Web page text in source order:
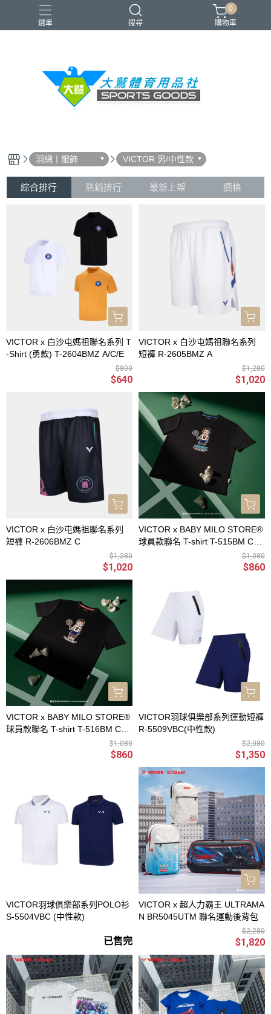
選單 搜尋
VICTOR YONEX 羽球拍 羽球鞋 零碼出清
0
購物車
羽網丨服飾 VICTOR 男/中性款
綜合排行 熱銷排行 最新上架 價格
VICTOR x 白沙屯媽祖聯名系列 T
-Shirt (勇款) T-2604BMZ A/C/E
$800
$640
VICTOR x 白沙屯媽祖聯名系列
短褲 R-2605BMZ A
$1,280
$1,020
VICTOR x 白沙屯媽祖聯名系列
短褲 R-2606BMZ C
$1,280
$1,020
VICTOR x BABY MILO STORE®
球員款聯名 T-shirt T-515BM C
$1,080
$860
VICTOR x BABY MILO STORE®
球員款聯名 T-shirt T-516BM C
$1,080
$860
VICTOR羽球俱樂部系列運動短褲
R-5509VBC(中性款)
$2,080
$1,350
VICTOR羽球俱樂部系列POLO衫
S-5504VBC (中性款)
已售完
VICTOR x 超人力霸王 ULTRAMA
N BR5045UTM 聯名運動後背包
$2,280
$1,820